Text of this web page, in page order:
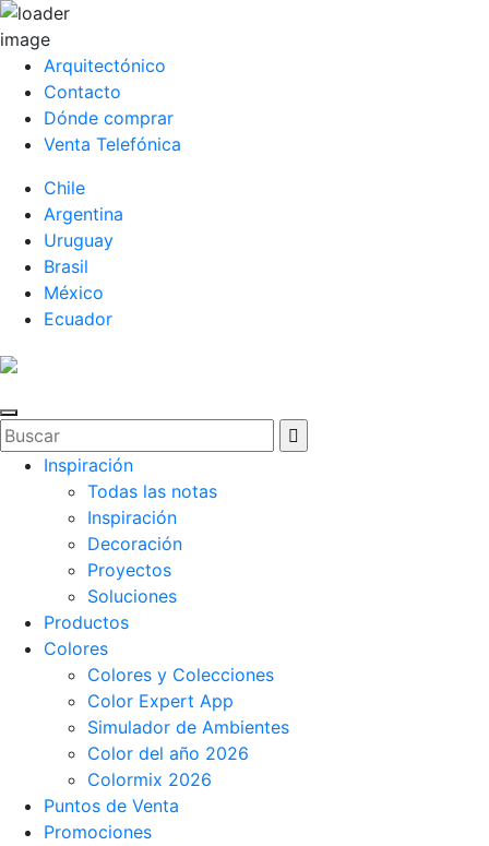
Arquitectónico
Contacto
Dónde comprar
Venta Telefónica
Chile
Argentina
Uruguay
Brasil
México
Ecuador
Inspiración
Todas las notas
Inspiración
Decoración
Proyectos
Soluciones
Productos
Colores
Colores y Colecciones
Color Expert App
Simulador de Ambientes
Color del año 2026
Colormix 2026
Puntos de Venta
Promociones